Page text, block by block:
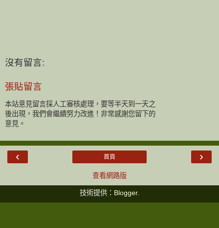
沒有留言:
張貼留言
本站意見留言採人工審核處理，要等半天到一天之
後出現，我們會繼續努力改進！非常感謝您留下的
意見。
‹ ›
首頁
查看網路版
技術提供： Blogger.